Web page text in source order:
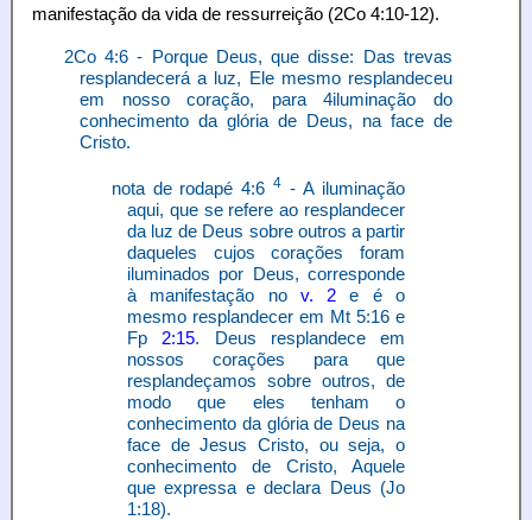
manifestação da vida de ressurreição (2Co 4:10-12).
2Co 4:6 - Porque Deus, que disse: Das trevas
resplandecerá a luz, Ele mesmo resplandeceu
em nosso coração, para 4iluminação do
conhecimento da glória de Deus, na face de
Cristo.
nota de rodapé 4:64 - A iluminação
aqui, que se refere ao resplandecer
da luz de Deus sobre outros a partir
daqueles cujos corações foram
iluminados por Deus, corresponde
à manifestação no v. 2 e é o
mesmo resplandecer em Mt 5:16 e
Fp 2:15. Deus resplandece em
nossos corações para que
resplandeçamos sobre outros, de
modo que eles tenham o
conhecimento da glória de Deus na
face de Jesus Cristo, ou seja, o
conhecimento de Cristo, Aquele
que expressa e declara Deus (Jo
1:18).